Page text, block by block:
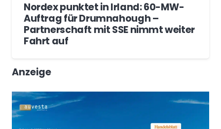
Nordex punktet in Irland: 60-MW-
Auftrag für Drumnahough –
Partnerschaft mit SSE nimmt weiter
Fahrt auf
Anzeige